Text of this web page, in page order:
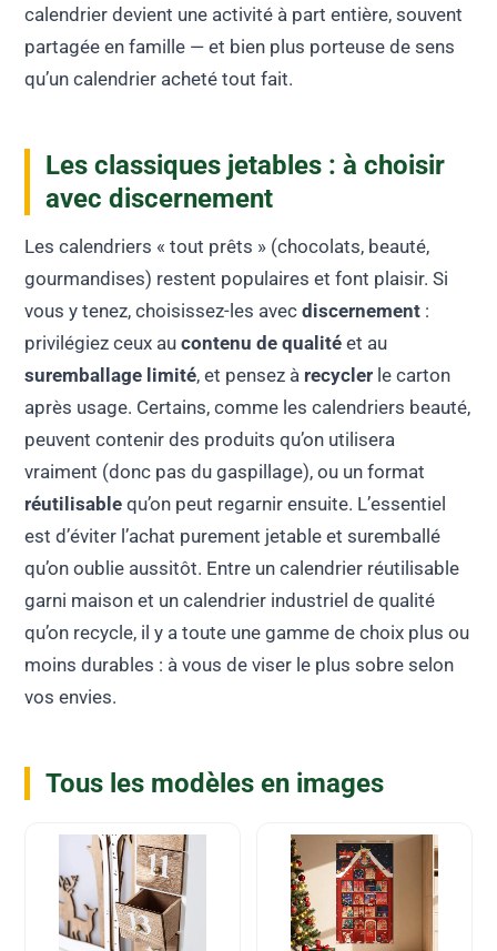
calendrier devient une activité à part entière, souvent
partagée en famille — et bien plus porteuse de sens
qu’un calendrier acheté tout fait.
Les classiques jetables : à choisir
avec discernement
Les calendriers « tout prêts » (chocolats, beauté,
gourmandises) restent populaires et font plaisir. Si
vous y tenez, choisissez-les avecdiscernement :
privilégiez ceux aucontenu de qualité et au
suremballage limité, et pensez à recycler le carton
après usage. Certains, comme les calendriers beauté,
peuvent contenir des produits qu’on utilisera
vraiment (donc pas du gaspillage), ou un format
réutilisable qu’on peut regarnir ensuite. L’essentiel
est d’éviter l’achat purement jetable et suremballé
qu’on oublie aussitôt. Entre un calendrier réutilisable
garni maison et un calendrier industriel de qualité
qu’on recycle, il y a toute une gamme de choix plus ou
moins durables : à vous de viser le plus sobre selon
vos envies.
Tous les modèles en images